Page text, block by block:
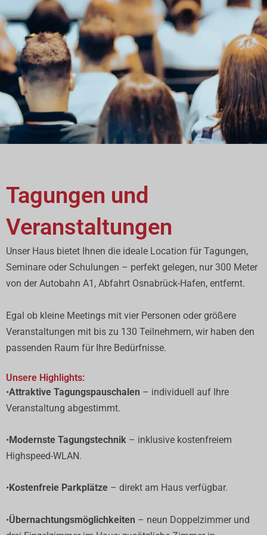
Tagungen und
Veranstaltungen
Unser Haus bietet Ihnen die ideale Location für Tagungen,
Seminare oder Schulungen – perfekt gelegen, nur 300 Meter
von der Autobahn A1, Abfahrt Osnabrück-Hafen, entfernt.
Egal ob kleine Meetings mit vier Personen oder größere
Veranstaltungen mit bis zu 130 Teilnehmern, wir haben den
passenden Raum für Ihre Bedürfnisse.
Unsere Highlights:
•Attraktive Tagungspauschalen – individuell auf Ihre
Veranstaltung abgestimmt.
•Modernste Tagungstechnik – inklusive kostenfreiem
Highspeed-WLAN.
•Kostenfreie Parkplätze – direkt am Haus verfügbar.
•Übernachtungsmöglichkeiten – neun Doppelzimmer und